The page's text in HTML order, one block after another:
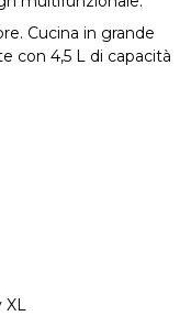
Cucina in grande
con 4,5 L di capacità
e scopri un mondo
le tue fantastiche
le tue ricette
e sfrutta al massimo
XL